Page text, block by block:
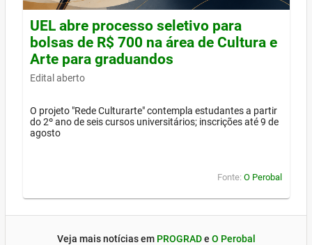
UEL abre processo seletivo para
bolsas de R$ 700 na área de Cultura e
Arte para graduandos
Edital aberto
O projeto "Rede Culturarte" contempla estudantes a partir
do 2º ano de seis cursos universitários; inscrições até 9 de
agosto
Fonte: O Perobal
Veja mais notícias em PROGRADe O Perobal